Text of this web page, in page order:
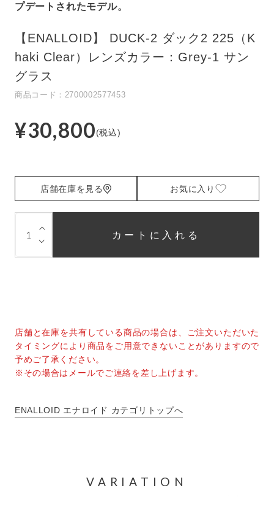
プデートされたモデル。
【ENALLOID】 DUCK-2 ダック2 225（K
haki Clear）レンズカラー：Grey-1 サン
グラス
商品コード：2700002577453
¥30,800(税込)
店舗在庫を見る お気に入り
⌵
⌵ カートに入れる
店舗と在庫を共有している商品の場合は、ご注文いただいた
タイミングにより商品をご用意できないことがありますので
予めご了承ください。
※その場合はメールでご連絡を差し上げます。
ENALLOID エナロイド カテゴリトップへ
VARIATION